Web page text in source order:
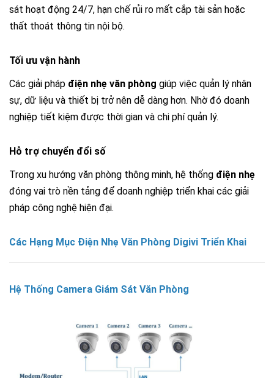
sát hoạt động 24/7, hạn chế rủi ro mất cắp tài sản hoặc
thất thoát thông tin nội bộ.
Tối ưu vận hành
Các giải pháp điện nhẹ văn phòng giúp việc quản lý nhân
sự, dữ liệu và thiết bị trở nên dễ dàng hơn. Nhờ đó doanh
nghiệp tiết kiệm được thời gian và chi phí quản lý.
Hỗ trợ chuyển đổi số
Trong xu hướng văn phòng thông minh, hệ thống điện nhẹ
đóng vai trò nền tảng để doanh nghiệp triển khai các giải
pháp công nghệ hiện đại.
Các Hạng Mục Điện Nhẹ Văn Phòng Digivi Triển Khai
Hệ Thống Camera Giám Sát Văn Phòng